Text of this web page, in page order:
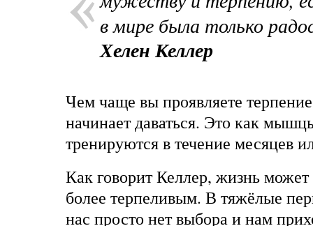
в мире была только
Хелен Келлер
Чем чаще вы проявляете
начинает даваться. Это как
тренируются в течение месяцев
Как говорит Келлер, жизнь может
более терпеливым. В тяжёлые
нас просто нет выбора и нам